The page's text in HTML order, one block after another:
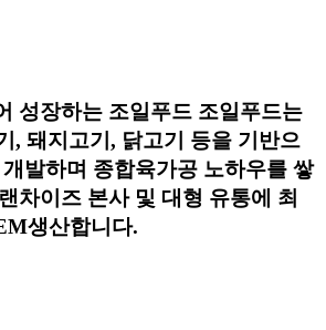
성장하는 조일푸드 조일푸드는
, 돼지고기, 닭고기 등을 기반으
발하며 종합육가공 노하우를 쌓
차이즈 본사 및 대형 유통에 최
생산합니다.